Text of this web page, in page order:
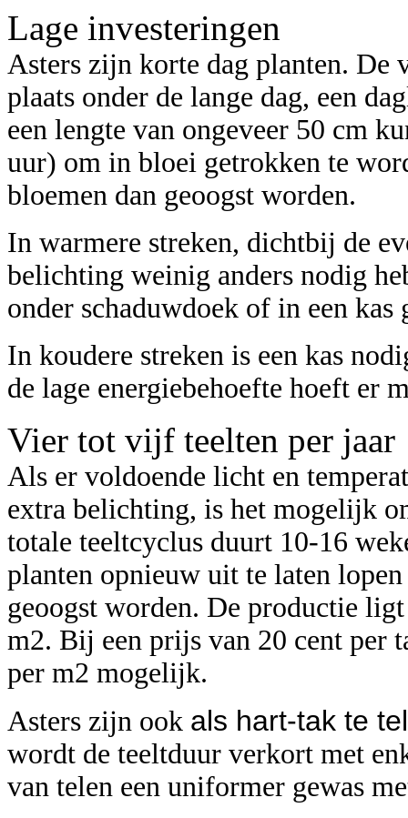
Lage investeringen
Asters zijn korte dag planten. De
plaats onder de lange dag, een
een lengte van ongeveer 50 cm
uur) om in bloei getrokken te
bloemen dan geoogst worden.
In warmere streken, dichtbij de
belichting weinig anders nodig
onder schaduwdoek of in een kas
In koudere streken is een kas
de lage energiebehoefte hoeft er
Vier tot vijf teelten per jaar
Als er voldoende licht en
extra belichting, is het mogelijk
totale teeltcyclus duurt 10-16
planten opnieuw uit te laten
geoogst worden. De productie
m2. Bij een prijs van 20 cent per
per m2 mogelijk.
Asters zijn ook als hart-tak te
wordt de teeltduur verkort met
van telen een uniformer gewas